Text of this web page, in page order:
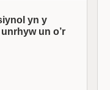
yn y
un o’r